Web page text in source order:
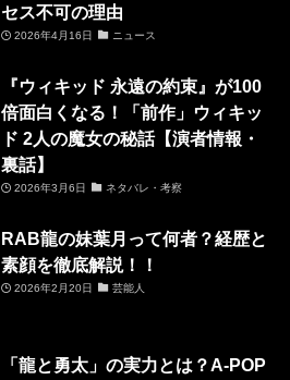
セス不可の理由
2026年4月16日 ニュース
『ウィキッド 永遠の約束』が100
倍面白くなる！「前作」ウィキッ
ド 2人の魔女の秘話【演者情報・
裏話】
2026年3月6日 ネタバレ・考察
RAB龍の妹葉月って何者？経歴と
素顔を徹底解説！！
2026年2月20日 芸能人
「龍と勇太」の実力とは？A-POP